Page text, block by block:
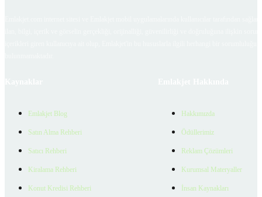
Emlakjet Blog
Satın Alma Rehberi
Satıcı Rehberi
Kiralama Rehberi
Konut Kredisi Rehberi
Hakkımızda
Ödüllerimiz
Reklam Çözümleri
Kurumsal Materyaller
İnsan Kaynakları